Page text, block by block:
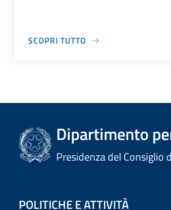
SCOPRI TUTTO
Dipartimento
Presidenza del Consiglio
POLITICHE E ATTIVITÀ